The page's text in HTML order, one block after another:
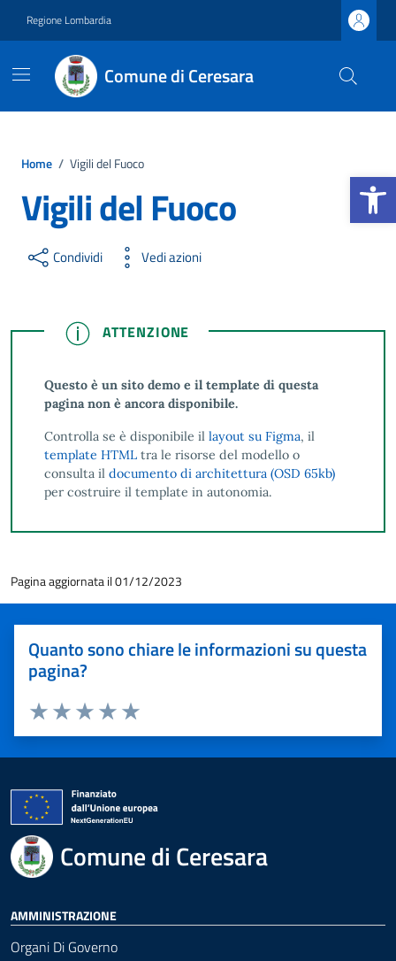
Apri la
Regione Lombardia
Comune di Ceresara
Home / Vigili del Fuoco
Vigili del Fuoco
Condividi Vedi azioni
ATTENZIONE
ATTENZIONE
Questo è un sito demo e il template di questa
pagina non è ancora disponibile.
Controlla se è disponibile il layout su Figma, il
template HTMLtra le risorse del modello o
consulta il documento di architettura (OSD 65kb)
per costruire il template in autonomia.
Pagina aggiornata il 01/12/2023
Quanto sono chiare le informazioni su questa
pagina?
Valuta 5 stelle su 5
Valuta 4 stelle su 5
Valuta 3 stelle su 5
Valuta 2 stelle su 5
Valuta 1 stelle su 5
Comune di Ceresara
AMMINISTRAZIONE
Organi Di Governo